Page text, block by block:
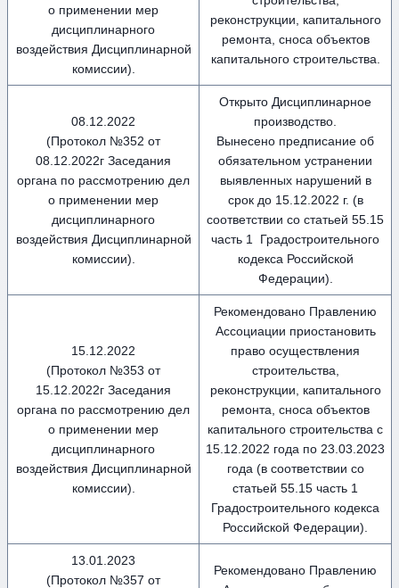
о применении мер
дисциплинарного
воздействия Дисциплинарной
комиссии).
реконструкции, капитального
ремонта, сноса объектов
капитального строительства.
08.12.2022
(Протокол №352 от
08.12.2022г Заседания
органа по рассмотрению дел
о применении мер
дисциплинарного
воздействия Дисциплинарной
комиссии).
Открыто Дисциплинарное
производство.
Вынесено предписание об
обязательном устранении
выявленных нарушений в
срок до 15.12.2022 г. (в
соответствии со статьей 55.15
часть 1 Градостроительного
кодекса Российской
Федерации).
15.12.2022
(Протокол №353 от
15.12.2022г Заседания
органа по рассмотрению дел
о применении мер
дисциплинарного
воздействия Дисциплинарной
комиссии).
Рекомендовано Правлению
Ассоциации приостановить
право осуществления
строительства,
реконструкции, капитального
ремонта, сноса объектов
капитального строительства с
15.12.2022 года по 23.03.2023
года (в соответствии со
статьей 55.15 часть 1
Градостроительного кодекса
Российской Федерации).
13.01.2023
(Протокол №357 от
Рекомендовано Правлению